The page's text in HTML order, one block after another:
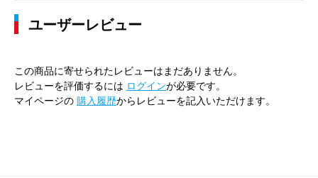
ユーザーレビュー
この商品に寄せられたレビューはまだありません。
レビューを評価するには ログインが必要です。
マイページの 購入履歴からレビューを記入いただけます。